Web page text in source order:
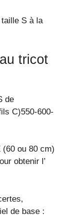
S à la
tricot
de
C)550-600-
(60 ou 80 cm)
obtenir l’
de base :